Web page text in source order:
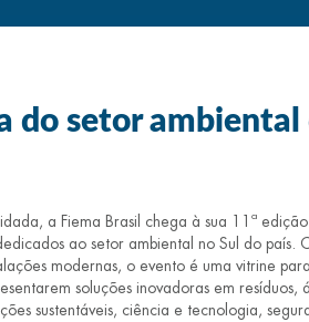
do setor ambiental
a Fiema Brasil chega à sua 11ª
ao setor ambiental no Sul do país.
modernas, o evento é uma vitrine para
soluções inovadoras em resíduos,
sustentáveis, ciência e tecnologia,